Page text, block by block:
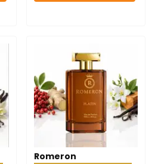
Romeron